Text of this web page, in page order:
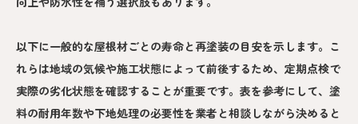
以下に一般的な屋根材ごとの寿命と再塗装の目安を示します。こ
れらは地域の気候や施工状態によって前後するため、定期点検で
実際の劣化状態を確認することが重要です。表を参考にして、塗
料の耐用年数や下地処理の必要性を業者と相談しながら決めると